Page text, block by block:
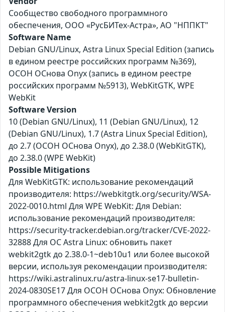
Сообщество свободного программного
обеспечения, ООО «РусБИТех-Астра», АО "НППКТ"
Software Name
Debian GNU/Linux, Astra Linux Special Edition (запись
в едином реестре российских программ №369),
ОСОН ОСнова Оnyx (запись в едином реестре
российских программ №5913), WebKitGTK, WPE
WebKit
Software Version
10 (Debian GNU/Linux), 11 (Debian GNU/Linux), 12
(Debian GNU/Linux), 1.7 (Astra Linux Special Edition),
до 2.7 (ОСОН ОСнова Оnyx), до 2.38.0 (WebKitGTK),
до 2.38.0 (WPE WebKit)
Possible Mitigations
Для WebKitGTK: использование рекомендаций
производителя: https://webkitgtk.org/security/WSA-
2022-0010.html Для WPE WebKit: Для Debian:
использование рекомендаций производителя:
https://security-tracker.debian.org/tracker/CVE-2022-
32888 Для ОС Astra Linux: обновить пакет
webkit2gtk до 2.38.0-1~deb10u1 или более высокой
версии, используя рекомендации производителя:
https://wiki.astralinux.ru/astra-linux-se17-bulletin-
2024-0830SE17 Для ОСОН ОСнова Оnyx: Обновление
программного обеспечения webkit2gtk до версии